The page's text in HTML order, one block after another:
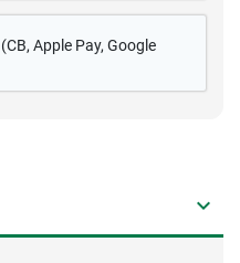
(CB, Apple Pay, Google